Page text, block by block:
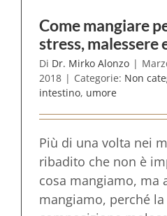
Come mangiare
stress, malessere
Di Dr. Mirko Alonzo |
2018 | Categorie: Non
intestino, umore
Più di una volta nei
ribadito che non è
cosa mangiamo, ma
mangiamo, perché